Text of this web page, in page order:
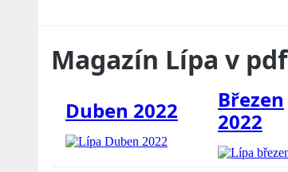
Magazín Lípa v pdf
Duben 2022
Březen
2022